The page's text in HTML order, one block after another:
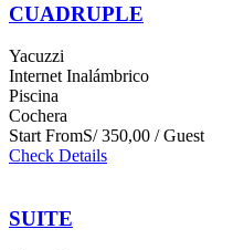
CUADRUPLE
Yacuzzi
Internet Inalámbrico
Piscina
Cochera
Start FromS/ 350,00 / Guest
Check Details
SUITE